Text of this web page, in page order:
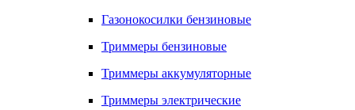
Газонокосилки бензиновые
Триммеры бензиновые
Триммеры аккумуляторные
Триммеры электрические